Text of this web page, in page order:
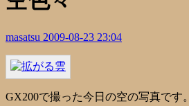
masatsu 2009-08-23 23:04
GX200で撮った今日の空の写真です。